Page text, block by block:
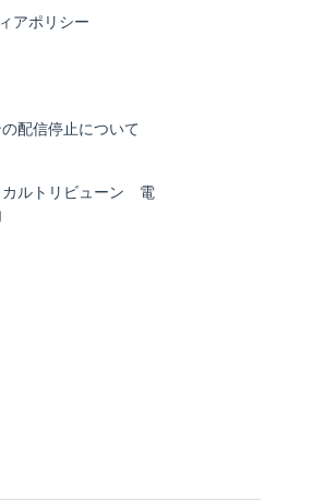
アポリシー
配信停止について
カルトリビューン 電